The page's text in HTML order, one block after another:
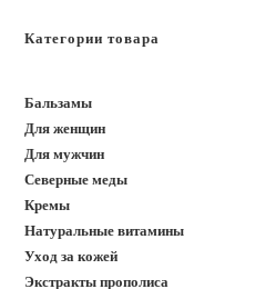
Категории товара
Бальзамы
Для женщин
Для мужчин
Северные меды
Кремы
Натуральные витамины
Уход за кожей
Экстракты прополиса